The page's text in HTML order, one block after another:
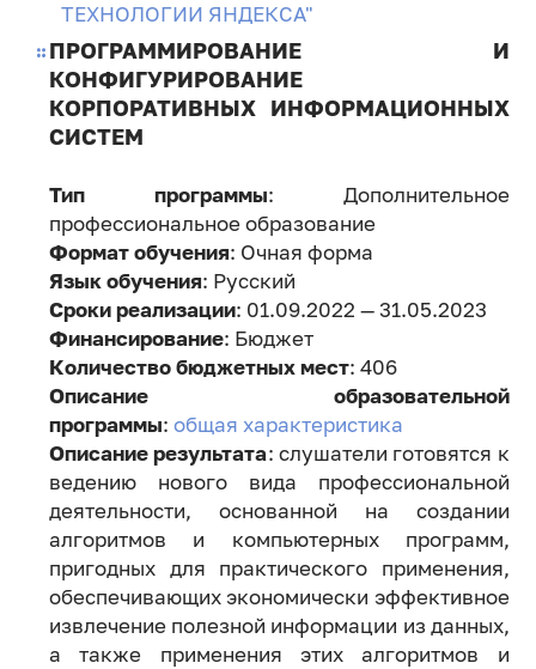
ТЕХНОЛОГИИ ЯНДЕКСА"
ПРОГРАММИРОВАНИЕ И
КОНФИГУРИРОВАНИЕ
КОРПОРАТИВНЫХ ИНФОРМАЦИОННЫХ
СИСТЕМ
Тип программы: Дополнительное
профессиональное образование
Формат обучения: Очная форма
Язык обучения: Русский
Сроки реализации: 01.09.2022 — 31.05.2023
Финансирование: Бюджет
Количество бюджетных мест: 406
Описание образовательной
программы:общая характеристика
Описание результата: слушатели готовятся к
ведению нового вида профессиональной
деятельности, основанной на создании
алгоритмов и компьютерных программ,
пригодных для практического применения,
обеспечивающих экономически эффективное
извлечение полезной информации из данных,
а также применения этих алгоритмов и